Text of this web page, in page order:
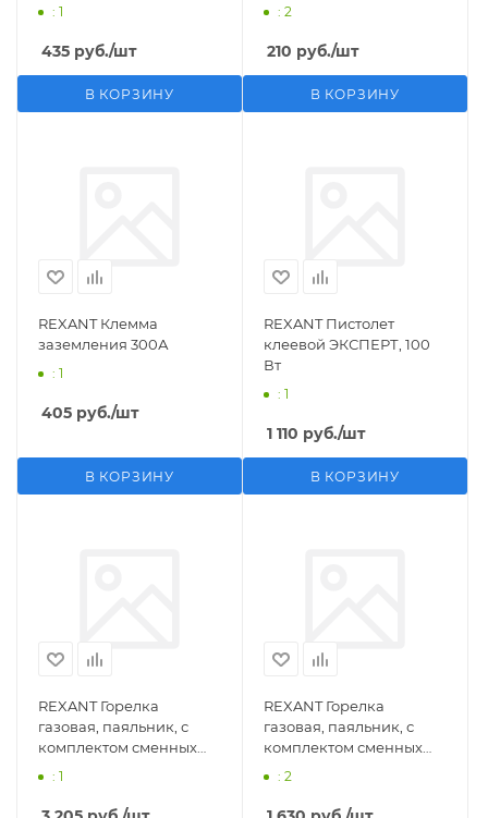
: 1
435 руб./шт
В КОРЗИНУ
: 2
210 руб./шт
В КОРЗИНУ
REXANT Клемма
заземления 300А
: 1
405 руб./шт
В КОРЗИНУ
REXANT Пистолет
клеевой ЭКСПЕРТ, 100
Вт
: 1
1 110 руб./шт
В КОРЗИНУ
REXANT Горелка
газовая, паяльник, с
комплектом сменных
насадок, 11 предметов
: 1
REXANT Горелка
газовая, паяльник, с
комплектом сменных
насадок, 3 предмета
: 2